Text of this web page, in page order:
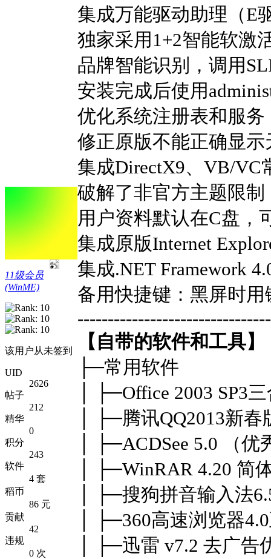
11级会员
(WinME)
该用户从未签到
UID
2626
帖子
212
精华
0
积分
243
软件
4 套
稻币
86 元
贡献
42
违规
0 次
集成万能驱动助理（E
独家采用1+2智能软激
品牌智能识别，调用
安装完成后使用
优化系统注册表和服
修正原版不能正确显
集成DirectX9、VB/VC
破解了非官方主题限
用户资料默认在C盘，
集成原版Internet
集成.NET Framework
备用快捷键：黑屏时
【自带的软件和工具】
├─常用软件
│ ├─Office 2003 SP3
│ ├─腾讯QQ2013新
│ ├─ACDSee 5.0 （优
│ ├─WinRAR 4.20 简
│ ├─搜狗拼音输入法
│ ├─360高速浏览器
│ ├─迅雷 v7.2 去广告